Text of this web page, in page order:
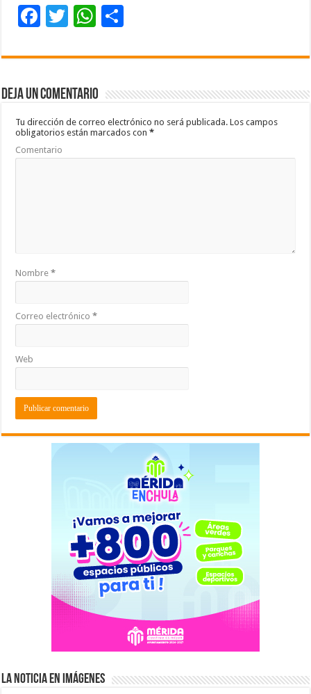
F
e
b
o
o
k
T
tt
er
W
at
sA
p
p
m
ar
ti
Deja un comentario
Tu dirección de correo electrónico no será publicada. Los campos
obligatorios están marcados con*
Comentario
Nombre*
Correo electrónico*
Web
La Noticia en Imágenes